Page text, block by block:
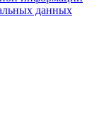
данных